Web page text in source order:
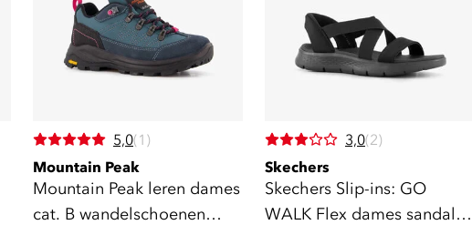
5,0(1)
Mountain Peak
Mountain Peak leren dames
cat. B wandelschoenen
3,0(2)
Skechers
Skechers Slip-ins: GO
WALK Flex dames sandalen